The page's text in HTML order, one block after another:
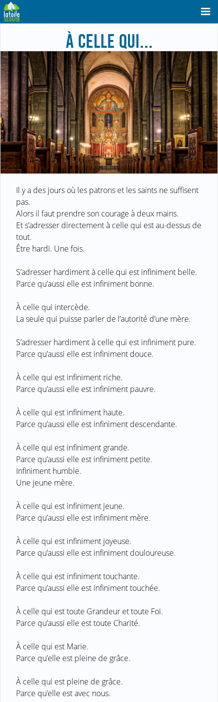
À CELLE QUI...
Il y a des jours où les patrons et les saints ne suffisent
pas.
Alors il faut prendre son courage à deux mains.
Et s’adresser directement à celle qui est au-dessus de
tout.
Être hardi. Une fois.
S’adresser hardiment à celle qui est infiniment belle.
Parce qu’aussi elle est infiniment bonne.
À celle qui intercède.
La seule qui puisse parler de l’autorité d’une mère.
S’adresser hardiment à celle qui est infiniment pure.
Parce qu’aussi elle est infiniment douce.
À celle qui est infiniment riche.
Parce qu’aussi elle est infiniment pauvre.
À celle qui est infiniment haute.
Parce qu’aussi elle est infiniment descendante.
À celle qui est infiniment grande.
Parce qu’aussi elle est infiniment petite.
Infiniment humble.
Une jeune mère.
À celle qui est infiniment jeune.
Parce qu’aussi elle est infiniment mère.
À celle qui est infiniment joyeuse.
Parce qu’aussi elle est infiniment douloureuse.
À celle qui est infiniment touchante.
Parce qu’aussi elle est infiniment touchée.
À celle qui est toute Grandeur et toute Foi.
Parce qu’aussi elle est toute Charité.
À celle qui est Marie.
Parce qu’elle est pleine de grâce.
À celle qui est pleine de grâce.
Parce qu’elle est avec nous.